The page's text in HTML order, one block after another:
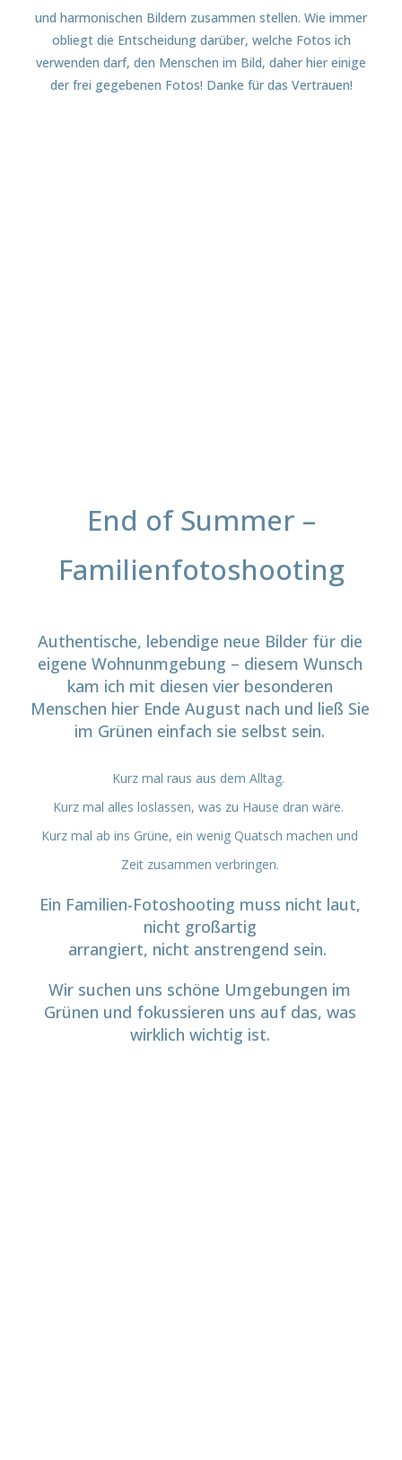
und harmonischen Bildern zusammen stellen. Wie immer
obliegt die Entscheidung darüber, welche Fotos ich
verwenden darf, den Menschen im Bild, daher hier einige
der frei gegebenen Fotos! Danke für das Vertrauen!
End of Summer –
Familienfotoshooting
Authentische, lebendige neue Bilder für die
eigene Wohnunmgebung – diesem Wunsch
kam ich mit diesen vier besonderen
Menschen hier Ende August nach und ließ Sie
im Grünen einfach sie selbst sein.
Kurz mal raus aus dem Alltag.
Kurz mal alles loslassen, was zu Hause dran wäre.
Kurz mal ab ins Grüne, ein wenig Quatsch machen und
Zeit zusammen verbringen.
Ein Familien-Fotoshooting muss nicht laut,
nicht großartig
arrangiert, nicht anstrengend sein.
Wir suchen uns schöne Umgebungen im
Grünen und fokussieren uns auf das, was
wirklich wichtig ist.